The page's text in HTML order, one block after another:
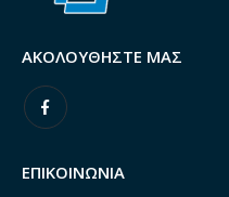
ΑΚΟΛΟΥΘΉΣΤΕ ΜΑΣ
ΕΠΙΚΟΙΝΩΝΙΑ